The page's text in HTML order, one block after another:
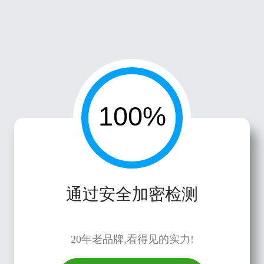
通过安全加密检测
20年老品牌,看得见的实力!